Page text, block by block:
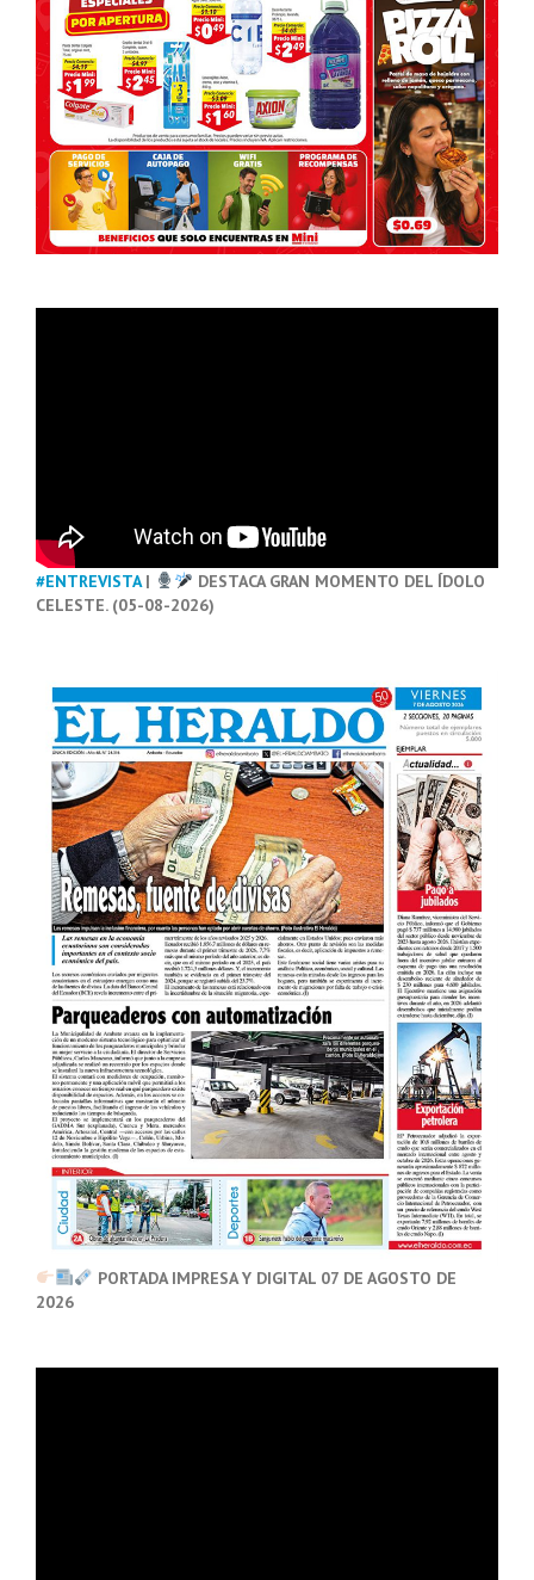
#ENTREVISTA|
DESTACA GRAN MOMENTO DEL ÍDOLO
CELESTE. (05-08-2026)
PORTADA IMPRESA Y DIGITAL 07 DE AGOSTO DE
2026